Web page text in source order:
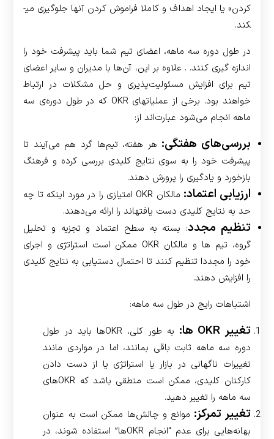
کردن» یا ایجاد اهداف و کاملا فراموش کردن آنها جلوگیری می­
کند.
در طول دوره سه ماهه، اعضای تیم شما باید پیشرفت خود را
اندازه گیری کنند. . علاوه بر این، آن‌ها با مدیران و سایر اعضای
تیم برای افزایش مسئولیت‌پذیری و حل مشکلات در ارتباط
خواهند بود. برخی از عملیات­های OKR که در طول دوره‌ی سه
ماهه انجام می‌شود عبارت‌اند از:
بررسی‌های هفتگی: هر هفته، تیم‌ها گرد هم می‌آیند تا
پیشرفت خود را به سوی نتایج کلیدی بررسی کرده و فرهنگ
بازخورد و یادگیری را پرورش دهند.
ارزیابی اعتماد:
مالکان OKR امتیازی را در مورد اینکه تا چه
حد به نتایج کلیدی دست یافته­اند را ارائه می‌دهند.
تنظیم مجدد: بسته به سطح اعتماد و تجزیه و تحلیل
گروه، تیم ها و مالکان OKR ممکن است استراتژی و اجرای
خود را مجددا تنظیم کنند تا احتمال دستیابی به نتایج کلیدی
را افزایش دهند.
اشتباهات رایج در طول سه ماهه:
تغییر OKR ها:
به طور کلی، OKRها باید در طول
دوره سه ماهه ثابت باقی بمانند، اما در مواردی مانند
تغییرات ناگهانی در بازار یا استراتژی یا از دست دادن
کارکنان کلیدی، ممکن است منطقی باشد که OKRهای
سه ماهه را تغییر دهید.
تغییر تمرکز: موانع و چالش‌ها ممکن است به عنوان
بهانه‌هایی برای عدم “انجام OKRها” استفاده شوند، در